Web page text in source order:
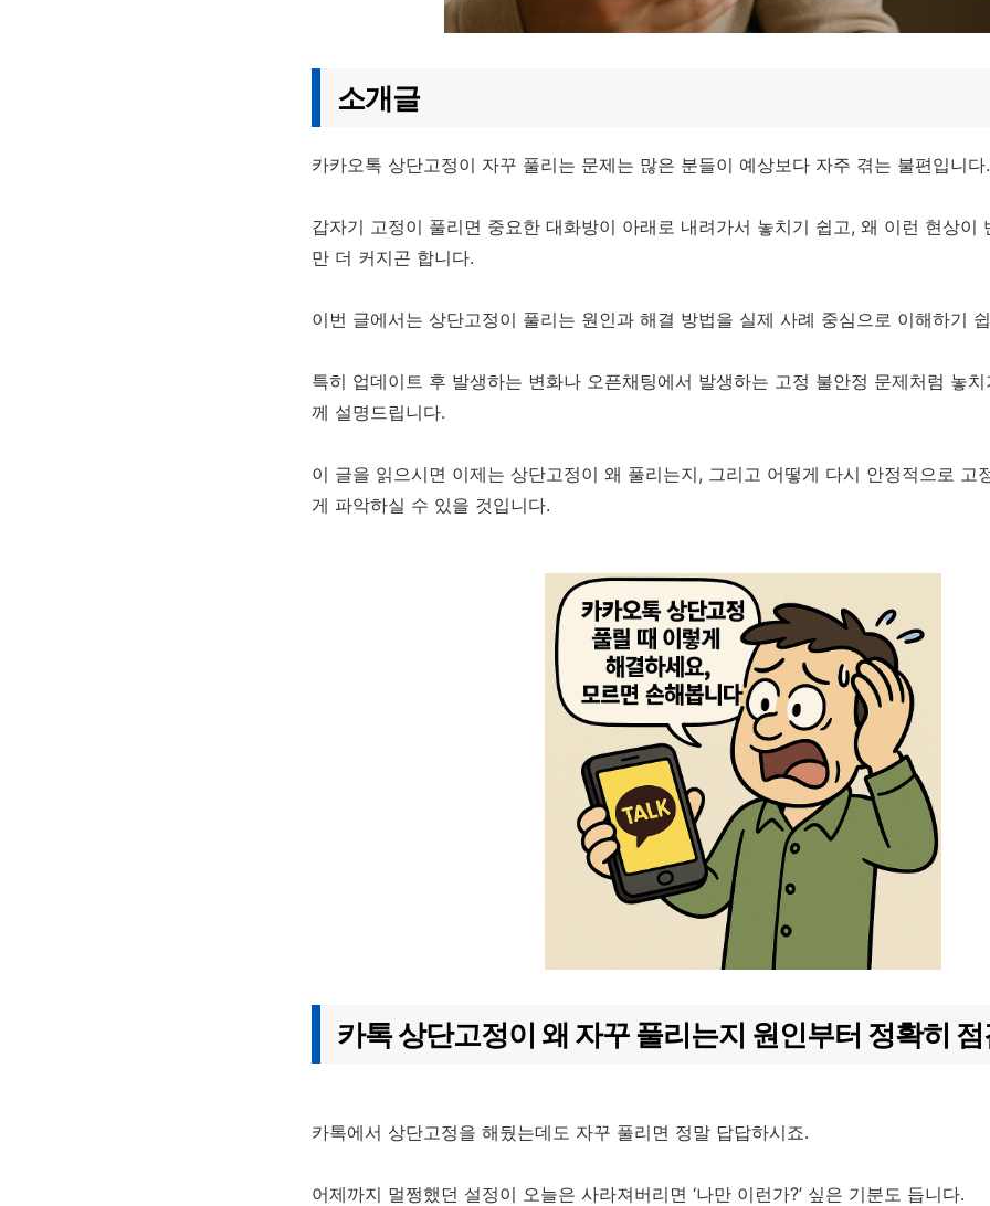
소개글
카카오톡 상단고정이 자꾸 풀리는 문제는 많은 분들이 예상보다 자주 겪는 불편입니다.
갑자기 고정이 풀리면 중요한 대화방이 아래로 내려가서 놓치기 쉽고, 왜 이런 현상이
만 더 커지곤 합니다.
이번 글에서는 상단고정이 풀리는 원인과 해결 방법을 실제 사례 중심으로 이해하기
특히 업데이트 후 발생하는 변화나 오픈채팅에서 발생하는 고정 불안정 문제처럼 놓
께 설명드립니다.
이 글을 읽으시면 이제는 상단고정이 왜 풀리는지, 그리고 어떻게 다시 안정적으로 고
게 파악하실 수 있을 것입니다.
카톡 상단고정이 왜 자꾸 풀리는지 원인부터 정확히
카톡에서 상단고정을 해뒀는데도 자꾸 풀리면 정말 답답하시죠.
어제까지 멀쩡했던 설정이 오늘은 사라져버리면 ‘나만 이런가?’ 싶은 기분도 듭니다.